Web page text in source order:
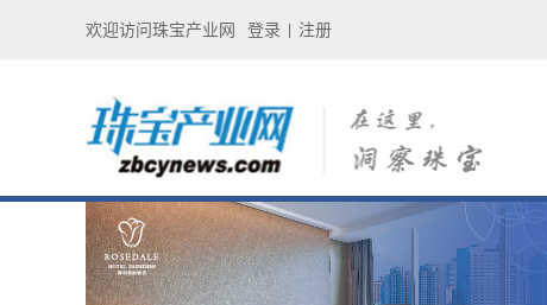
欢迎访问珠宝产业网 登录 注册